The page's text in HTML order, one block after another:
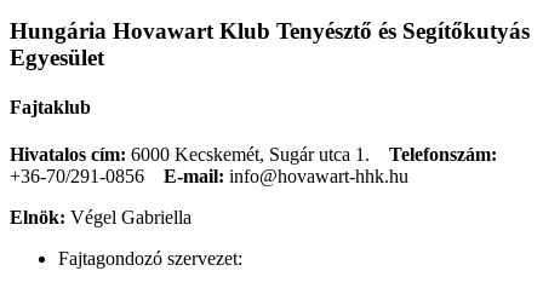
Hungária Hovawart Klub Tenyésztő és Segítőkutyás
Egyesület
Fajtaklub
Hivatalos cím: 6000 Kecskemét, Sugár utca 1. Telefonszám:
+36-70/291-0856
E-mail: info@hovawart-hhk.hu
Elnök: Végel Gabriella
Fajtagondozó szervezet: